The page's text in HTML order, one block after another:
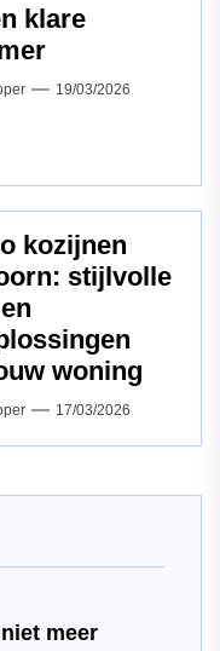
klare
19/03/2026
kozijnen
stijlvolle
woning
17/03/2026
meer